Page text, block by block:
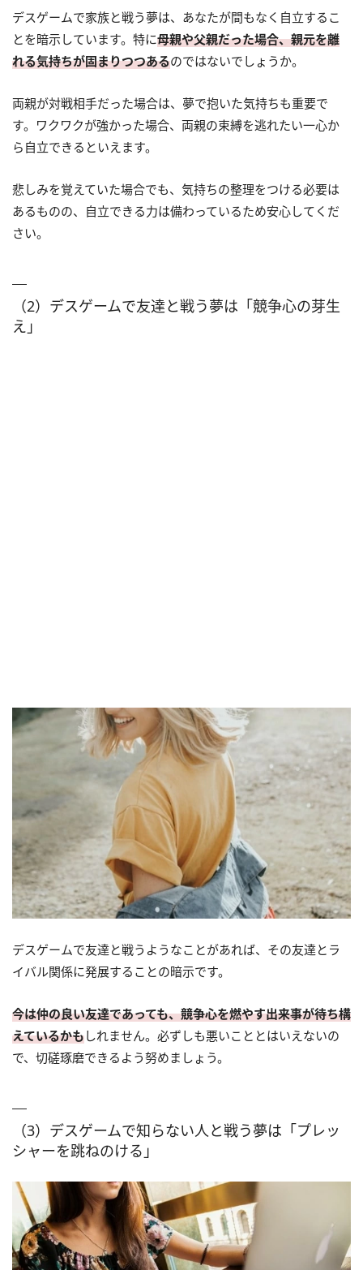
デスゲームで家族と戦う夢は、あなたが間もなく自立するこ
とを暗示しています。特に母親や父親だった場合、親元を離
れる気持ちが固まりつつあるのではないでしょうか。
両親が対戦相手だった場合は、夢で抱いた気持ちも重要で
す。ワクワクが強かった場合、両親の束縛を逃れたい一心か
ら自立できるといえます。
悲しみを覚えていた場合でも、気持ちの整理をつける必要は
あるものの、自立できる力は備わっているため安心してくだ
さい。
（2）デスゲームで友達と戦う夢は「競争心の芽生
え」
デスゲームで友達と戦うようなことがあれば、その友達とラ
イバル関係に発展することの暗示です。
今は仲の良い友達であっても、競争心を燃やす出来事が待ち構
えているかもしれません。必ずしも悪いこととはいえないの
で、切磋琢磨できるよう努めましょう。
（3）デスゲームで知らない人と戦う夢は「プレッ
シャーを跳ねのける」